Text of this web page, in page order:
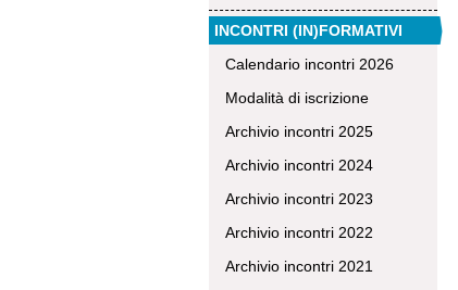
INCONTRI (IN)FORMATIVI
Calendario incontri 2026
Modalità di iscrizione
Archivio incontri 2025
Archivio incontri 2024
Archivio incontri 2023
Archivio incontri 2022
Archivio incontri 2021